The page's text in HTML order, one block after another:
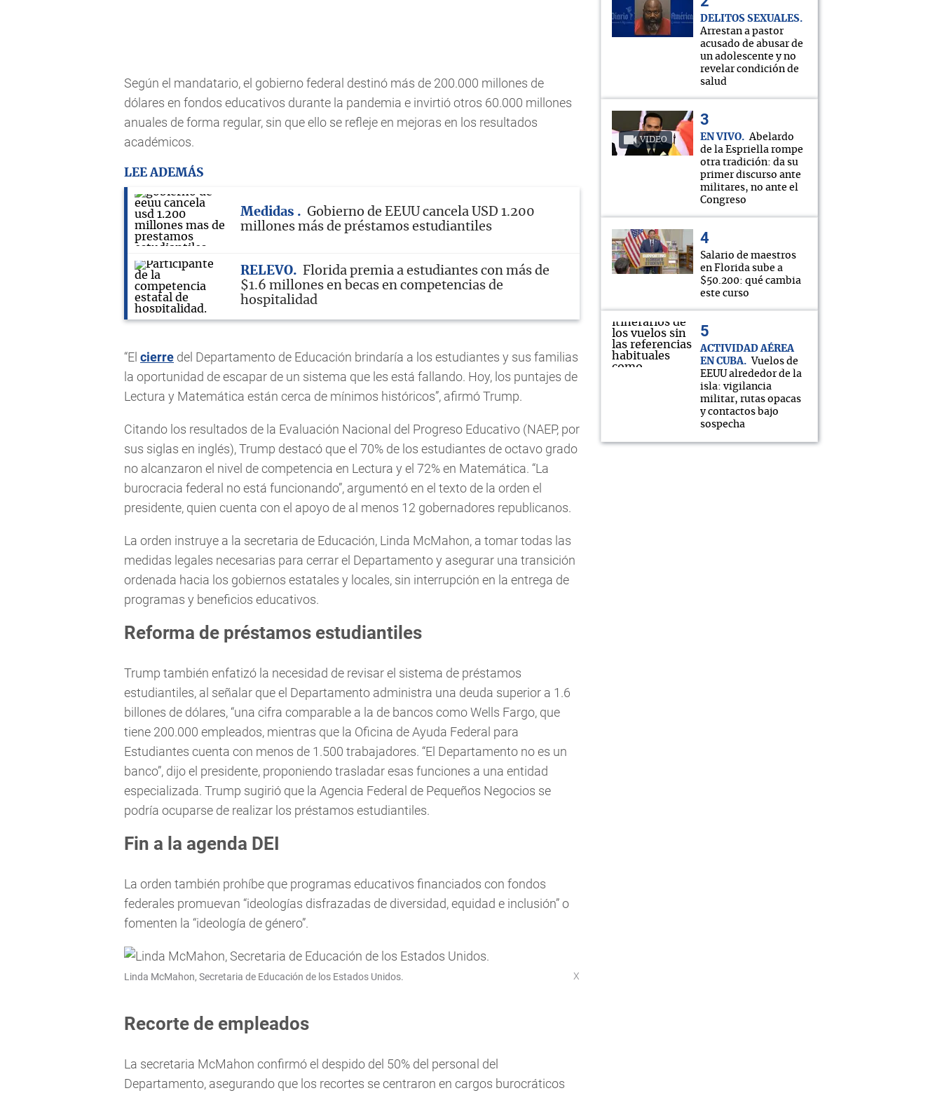
Según el mandatario, el gobierno federal destinó más de 200.000 millones de
dólares en fondos educativos durante la pandemia e invirtió otros 60.000 millones
anuales de forma regular, sin que ello se refleje en mejoras en los resultados
académicos.
LEE ADEMÁS
Medidas
Gobierno de EEUU cancela USD 1.200
millones más de préstamos estudiantiles
RELEVO
Florida premia a estudiantes con más de
$1.6 millones en becas en competencias de
hospitalidad
“El cierre del Departamento de Educación brindaría a los estudiantes y sus familias
la oportunidad de escapar de un sistema que les está fallando. Hoy, los puntajes de
Lectura y Matemática están cerca de mínimos históricos”, afirmó Trump.
Citando los resultados de la Evaluación Nacional del Progreso Educativo (NAEP, por
sus siglas en inglés), Trump destacó que el 70% de los estudiantes de octavo grado
no alcanzaron el nivel de competencia en Lectura y el 72% en Matemática. “La
burocracia federal no está funcionando”, argumentó en el texto de la orden el
presidente, quien cuenta con el apoyo de al menos 12 gobernadores republicanos.
La orden instruye a la secretaria de Educación, Linda McMahon, a tomar todas las
medidas legales necesarias para cerrar el Departamento y asegurar una transición
ordenada hacia los gobiernos estatales y locales, sin interrupción en la entrega de
programas y beneficios educativos.
Reforma de préstamos estudiantiles
Trump también enfatizó la necesidad de revisar el sistema de préstamos
estudiantiles, al señalar que el Departamento administra una deuda superior a 1.6
billones de dólares, “una cifra comparable a la de bancos como Wells Fargo, que
tiene 200.000 empleados, mientras que la Oficina de Ayuda Federal para
Estudiantes cuenta con menos de 1.500 trabajadores. “El Departamento no es un
banco”, dijo el presidente, proponiendo trasladar esas funciones a una entidad
especializada. Trump sugirió que la Agencia Federal de Pequeños Negocios se
podría ocuparse de realizar los préstamos estudiantiles.
Fin a la agenda DEI
La orden también prohíbe que programas educativos financiados con fondos
federales promuevan “ideologías disfrazadas de diversidad, equidad e inclusión” o
fomenten la “ideología de género”.
Linda McMahon, Secretaria de Educación de los Estados Unidos. X
Recorte de empleados
La secretaria McMahon confirmó el despido del 50% del personal del
Departamento, asegurando que los recortes se centraron en cargos burocráticos
DELITOS SEXUALES
Arrestan a pastor
acusado de abusar de
un adolescente y no
revelar condición de
salud
VIDEO EN VIVO
Abelardo
de la Espriella rompe
otra tradición: da su
primer discurso ante
militares, no ante el
Congreso
Salario de maestros
en Florida sube a
$50.200: qué cambia
este curso
ACTIVIDAD AÉREA
EN CUBA
Vuelos de
EEUU alrededor de la
isla: vigilancia
militar, rutas opacas
y contactos bajo
sospecha